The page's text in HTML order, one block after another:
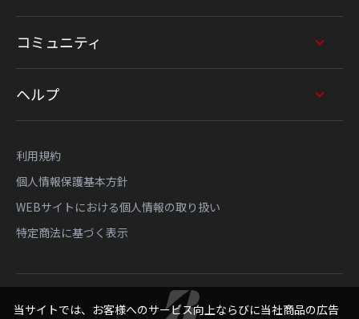
コミュニティ
ヘルプ
利用規約
個人情報保護基本方針
WEBサイトにおける個人情報の取り扱い
特定商法に基づく表示
当サイトでは、お客様へのサービス向上ならびに当社商品の広告